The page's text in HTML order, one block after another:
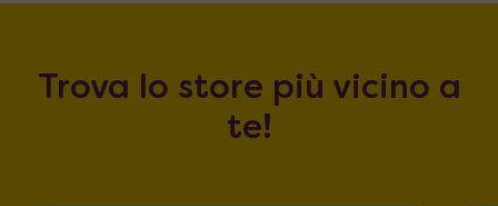
Trova lo store più vicino a
te!